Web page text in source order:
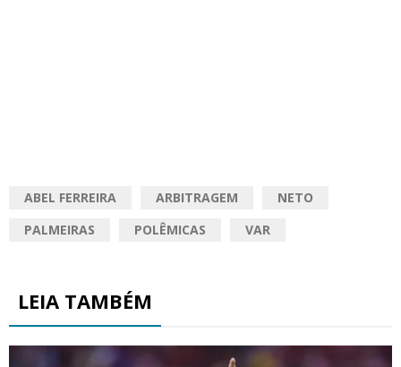
ABEL FERREIRA ARBITRAGEM
NETO
PALMEIRAS
POLÊMICAS VAR
LEIA TAMBÉM